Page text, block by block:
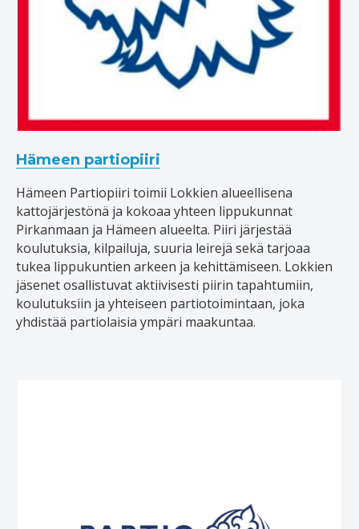
Hämeen partiopiiri
Hämeen Partiopiiri toimii Lokkien alueellisena
kattojärjestönä ja kokoaa yhteen lippukunnat
Pirkanmaan ja Hämeen alueelta. Piiri järjestää
koulutuksia, kilpailuja, suuria leirejä sekä tarjoaa
tukea lippukuntien arkeen ja kehittämiseen. Lokkien
jäsenet osallistuvat aktiivisesti piirin tapahtumiin,
koulutuksiin ja yhteiseen partiotoimintaan, joka
yhdistää partiolaisia ympäri maakuntaa.